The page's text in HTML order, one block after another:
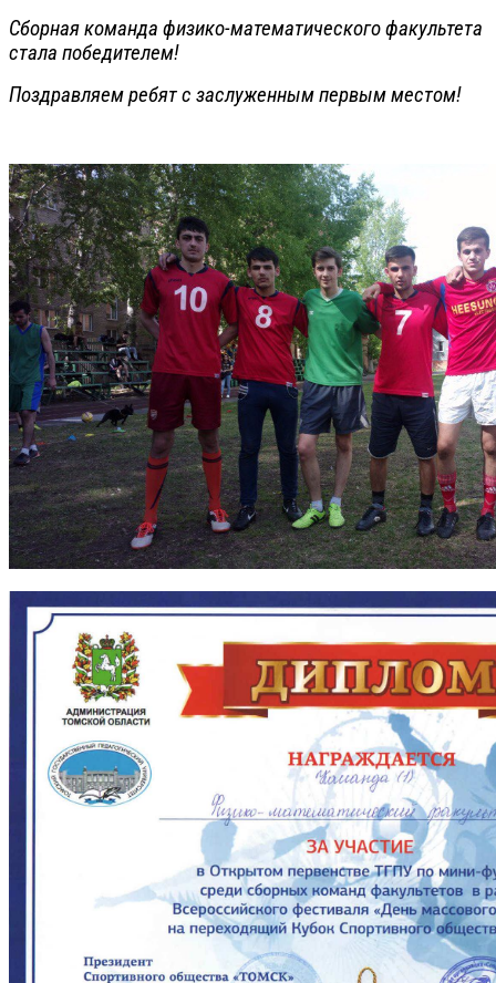
Сборная команда физико-математического факультета
стала победителем!
Поздравляем ребят с заслуженным первым местом!